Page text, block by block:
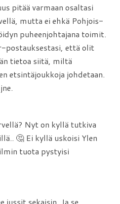
pitää varmaan osaltasi
mutta ei ehkä Pohjois-
puheenjohtajana toimit.
postauksestasi, että olit
tietoa siitä, miltä
etsintäjoukkoja johdetaan.
Nyt on kyllä tutkiva
🤔 Ei kyllä uskoisi Ylen
tuota pystyisi
jussit sekaisin. Ja se